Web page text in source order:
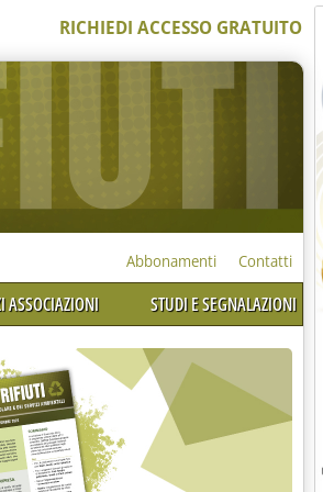
RICHIEDI ACCESSO GRATUITO
Abbonamenti Contatti
ASSOCIAZIONI STUDI E SEGNALAZIONI